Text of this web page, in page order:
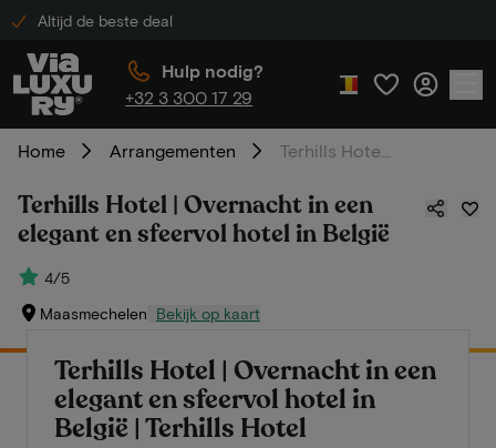
Altijd de beste deal
Hulp nodig?
+32 3 300 17 29
Home Arrangementen
Terhills Hotel | Overnacht in een
elegant en sfeervol hotel in België
4/5
Maasmechelen Bekijk op kaart
Terhills Hotel | Overnacht in een
elegant en sfeervol hotel in
België | Terhills Hotel